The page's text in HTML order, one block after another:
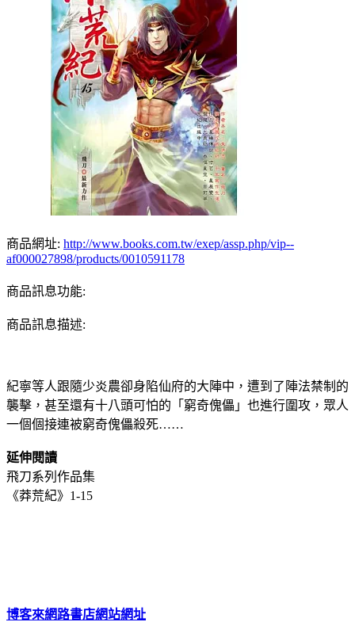
商品網址: http://www.books.com.tw/exep/assp.php/vip--
af000027898/products/0010591178
商品訊息功能:
商品訊息描述:
紀寧等人跟隨少炎農卻身陷仙府的大陣中，遭到了陣法禁制的
襲擊，甚至還有十八頭可怕的「窮奇傀儡」也進行圍攻，眾人
一個個接連被窮奇傀儡殺死……
延伸閱讀
飛刀系列作品集
《莽荒紀》1-15
博客來網路書店網站網址